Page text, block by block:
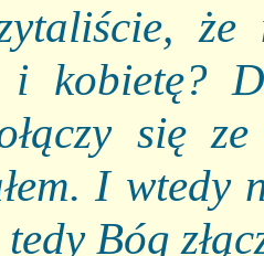
że
i kobietę?
się
I wtedy
Bóg